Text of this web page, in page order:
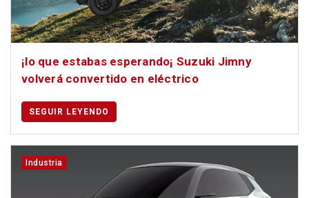
¡lo que estabas esperando¡ Suzuki Jimny
volverá convertido en eléctrico
SEGUIR LEYENDO
Industria